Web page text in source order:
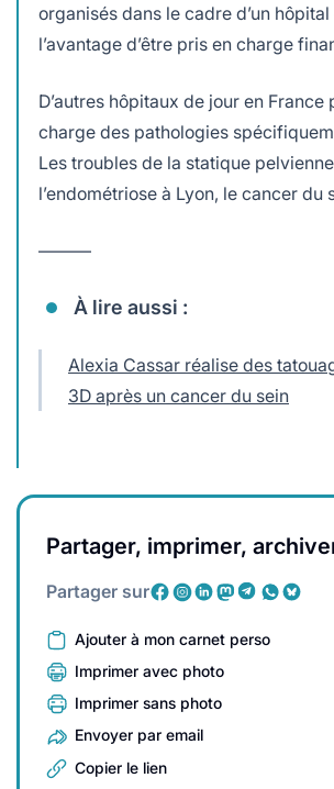
organisés dans le cadre d’un
l’avantage d’être pris en charge
D’autres hôpitaux de jour en France
charge des pathologies
Les troubles de la statique
l’endométriose à Lyon, le cancer du
———
À lire aussi :
Alexia Cassar réalise des
3D après un cancer du sein
Partager, imprimer,
Partager sur
Ajouter à mon carnet perso
Imprimer avec photo
Imprimer sans photo
Envoyer par email
Copier le lien